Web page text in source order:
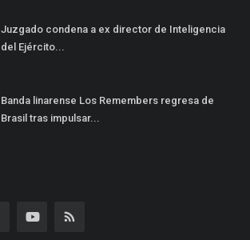
Juzgado condena a ex director de Inteligencia
del Ejército...
Banda linarense Los Remembers regresa de
Brasil tras impulsar...